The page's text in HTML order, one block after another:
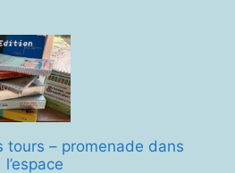
tours – promenade dans
l’espace